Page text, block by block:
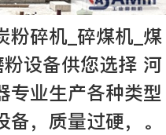
粉碎机_碎煤机_煤
设备供您选择 河
专业生产各种类型
备，质量过硬，。